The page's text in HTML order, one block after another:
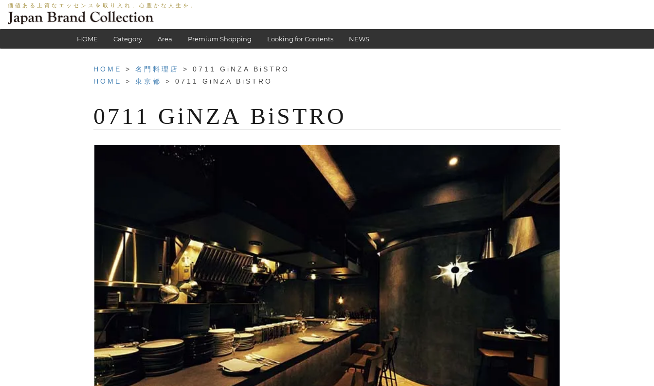
価値ある上質なエッセンスを取り入れ、心豊かな人生を。
HOME Category Area Premium Shopping Looking for Contents NEWS
HOME > 名門料理店
> 0711 GiNZA BiSTRO
HOME
> 東京都 > 0711 GiNZA BiSTRO
0711 GiNZA BiSTRO